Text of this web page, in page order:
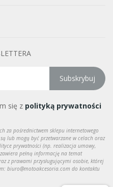
Subskrybuj
się z polityką prywatności
za pośrednictwem sklepu internetowego
lub mogą być przetwarzane w celach oraz
prywatności (np. realizacja umowy,
pełną informację na temat
z prawami przysługującymi osobie, której
biuro@motoakcesoria.com do kontaktu